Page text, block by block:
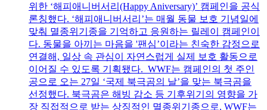
위한 ‘해피애니버서리(Happy Aniversary)’ 캠페인을 공식
론칭했다. ‘해피애니버서리’는 매월 동물 보호 기념일에
맞춰 멸종위기종을 기억하고 응원하는 릴레이 캠페인이
다. 동물을 아끼는 마음을 '팬심’이라는 친숙한 감정으로
연결해, 일상 속 관심이 자연스럽게 실제 보호 활동으로
이어질 수 있도록 기획됐다. WWF는 캠페인의 첫 주인
공으로 오는 27일 ‘국제 북극곰의 날’을 맞는 북극곰을
선정했다. 북극곰은 해빙 감소 등 기후위기의 영향을 가
장 직접적으로 받는 상징적인 멸종위기종으로, WWF는